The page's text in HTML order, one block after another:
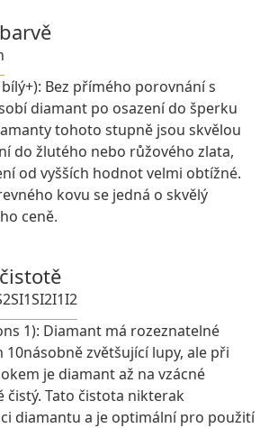
Bez přímého porovnání s
diamant po osazení do šperku
tohoto stupně jsou skvělou
do žlutého nebo růžového zlata,
od vyšších hodnot velmi obtížné.
kovu se jedná o skvělý
ceně.
SI1SI2I1I2
1): Diamant má rozeznatelné
zvětšující lupy, ale při
je diamant až na vzácné
čistý. Tato čistota nikterak
diamantu a je optimální pro použití